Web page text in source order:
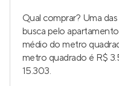
Qual comprar? Uma
busca pelo
médio do metro
metro quadrado é R$
15.303.